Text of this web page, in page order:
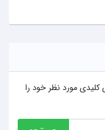
مورد نظر خود را